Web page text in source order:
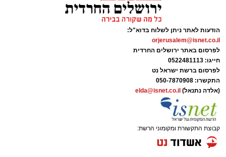
הודעות לאתר ניתן לשלוח בדוא"ל:
orjerusalem@isnet.co.il
לפרסום באתר ירושלים החרדית
חייגו: 0522481113
לפרסום ברשת ישראל נט
התקשרו: 050-7870908
(אלדה נתנאל) elda@isnet.co.il
קבוצת התקשורת ומקומוני הרשת: